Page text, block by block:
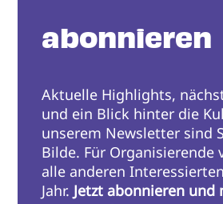
abonnieren
Aktuelle Highlights,
und ein Blick hinter die
unserem Newsletter sind
Bilde. Für Organisierende
alle anderen
Jahr. Jetzt abonnieren und